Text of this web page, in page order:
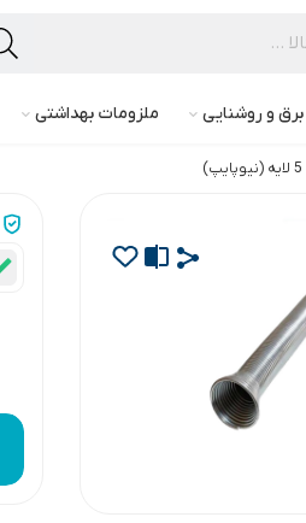
برق و روشنایی ملزومات بهداشتی